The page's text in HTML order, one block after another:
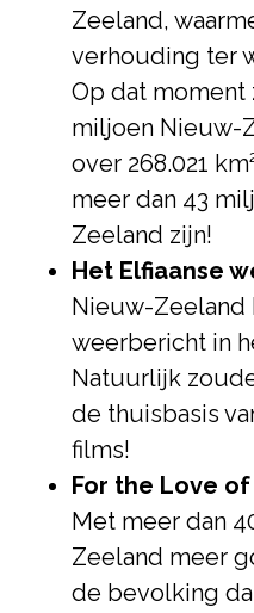
Zeeland,
verhouding ter
Op dat moment
miljoen Nieuw-
over 268.021
meer dan 43
Zeeland zijn!
Het Elfiaanse
Nieuw-Zeeland
weerbericht in
Natuurlijk
de thuisbasis
films!
For the Love
Met meer dan
Zeeland meer
de bevolking